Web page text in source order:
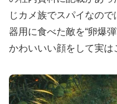
じカメ族でスパイなの
器用に食べた敵を“卵爆
かわいいい顔をして実